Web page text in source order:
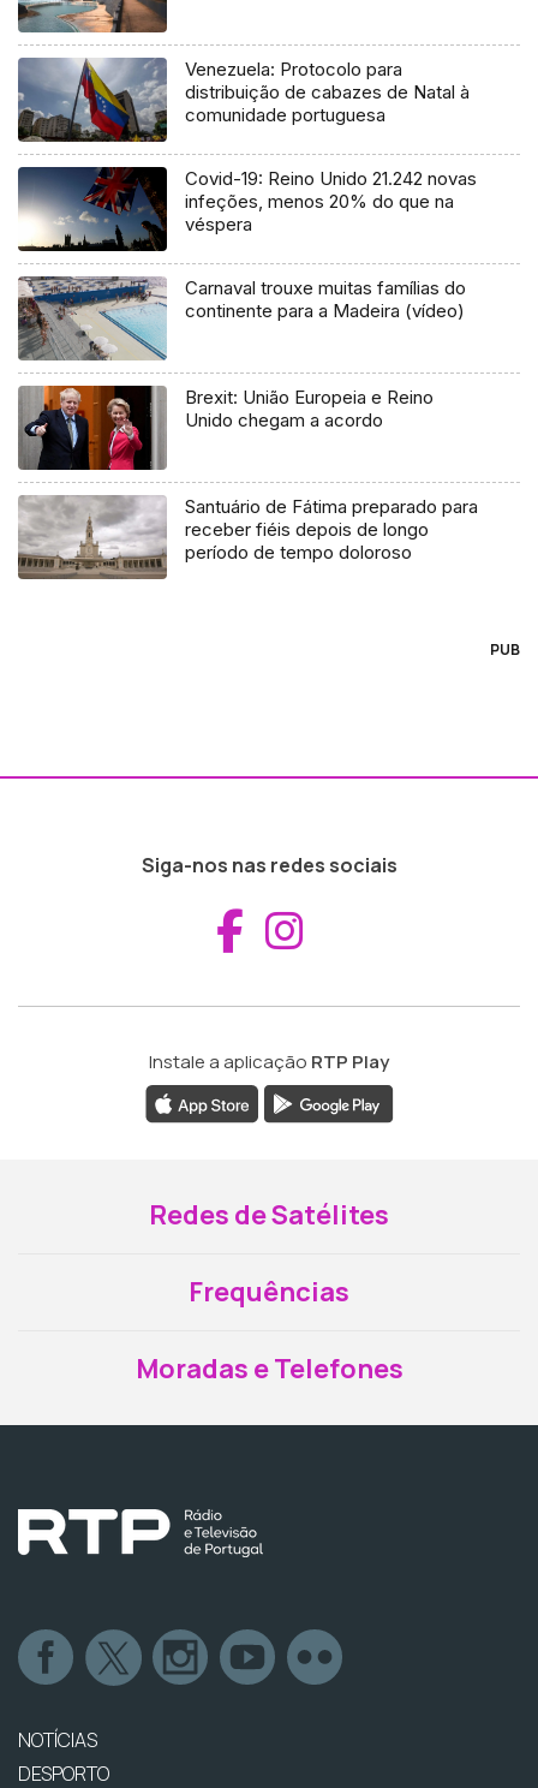
Venezuela: Protocolo para
distribuição de cabazes de Natal à
comunidade portuguesa
Covid-19: Reino Unido 21.242 novas
infeções, menos 20% do que na
véspera
Carnaval trouxe muitas famílias do
continente para a Madeira (vídeo)
Brexit: União Europeia e Reino
Unido chegam a acordo
Santuário de Fátima preparado para
receber fiéis depois de longo
período de tempo doloroso
PUB
Siga-nos nas redes sociais
Aceder ao
Instale a aplicação RTP Play
Redes de Satélites
Frequências
Moradas e Telefones
NOTÍCIAS
DESPORTO